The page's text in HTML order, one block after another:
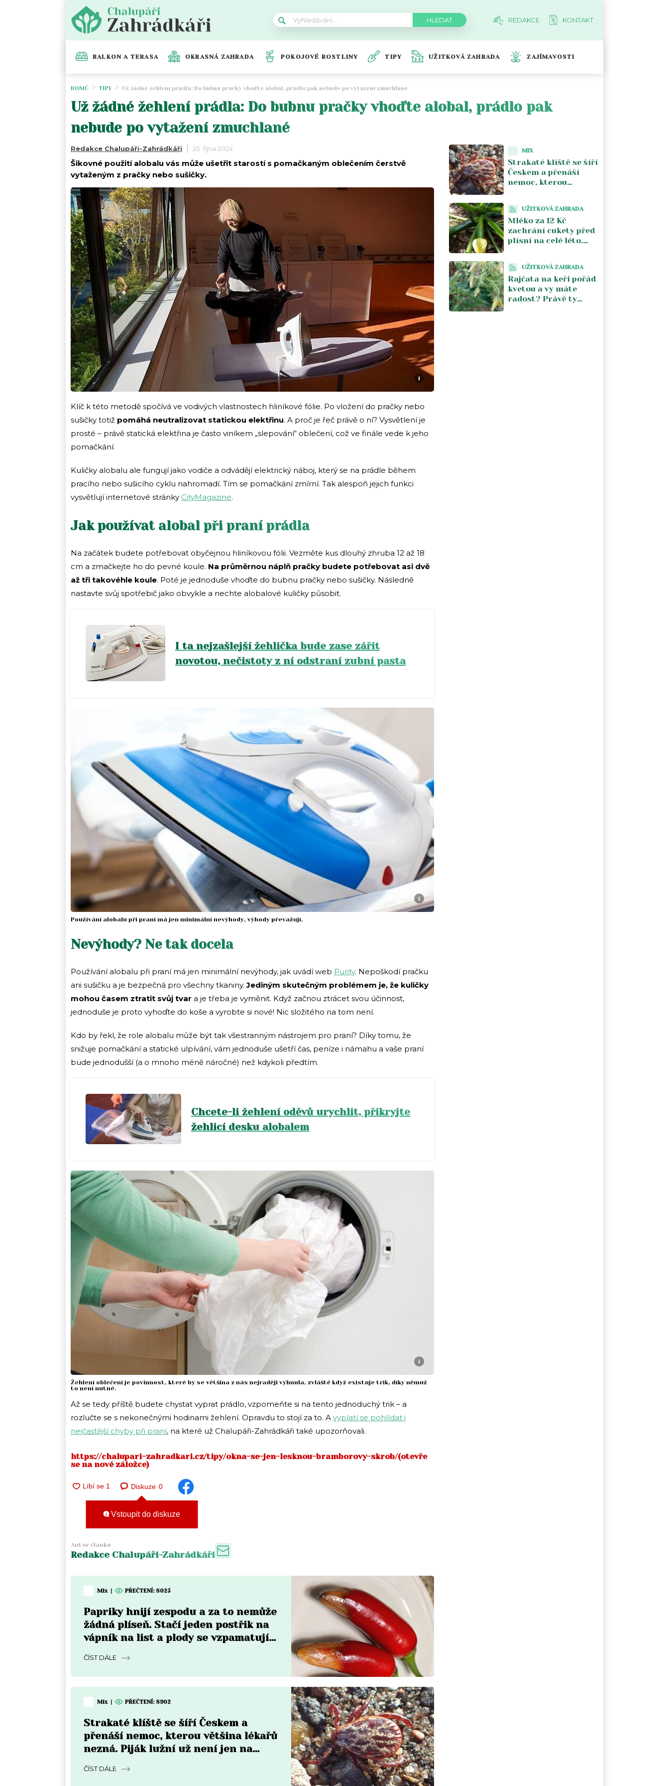
REDAKCE KONTAKT
BALKON A TERASA OKRASNÁ ZAHRADA POKOJOVÉ ROSTLINY TIPY UŽITKOVÁ ZAHRADA ZAJÍMAVOSTI
DOMŮ TIPY Už žádné žehlení prádla: Do bubnu pračky vhoďte alobal, prádlo pak nebude po vytažení zmuchlané
Už žádné žehlení prádla: Do bubnu pračky vhoďte alobal, prádlo pak
nebude po vytažení zmuchlané
Redakce Chalupáři-Zahrádkáři 25. října 2024
Šikovné použití alobalu vás může ušetřit starostí s pomačkaným oblečením čerstvě
vytaženým z pračky nebo sušičky.
i
Klíč k této metodě spočívá ve vodivých vlastnostech hliníkové fólie. Po vložení do pračky nebo
sušičky totiž pomáhá neutralizovat statickou elektřinu. A proč je řeč právě o ní? Vysvětlení je
prosté – právě statická elektřina je často viníkem „slepování“ oblečení, což ve finále vede k jeho
pomačkání.
Kuličky alobalu ale fungují jako vodiče a odvádějí elektrický náboj, který se na prádle během
pracího nebo sušicího cyklu nahromadí. Tím se pomačkání zmírní. Tak alespoň jejich funkci
vysvětlují internetové stránky CityMagazine.
Jak používat alobal při praní prádla
Na začátek budete potřebovat obyčejnou hliníkovou fólii. Vezměte kus dlouhý zhruba 12 až 18
cm a zmačkejte ho do pevné koule. Na průměrnou náplň pračky budete potřebovat asi dvě
až tři takovéhle koule. Poté je jednoduše vhoďte do bubnu pračky nebo sušičky. Následně
nastavte svůj spotřebič jako obvykle a nechte alobalové kuličky působit.
I ta nejzašlejší žehlička bude zase zářit
novotou, nečistoty z ní odstraní zubní pasta
i
Používání alobalu při praní má jen minimální nevýhody, výhody převažují.
Nevýhody? Ne tak docela
Používání alobalu při praní má jen minimální nevýhody, jak uvádí web Purity. Nepoškodí pračku
ani sušičku a je bezpečná pro všechny tkaniny.Jediným skutečným problémem je, že kuličky
mohou časem ztratit svůj tvar a je třeba je vyměnit. Když začnou ztrácet svou účinnost,
jednoduše je proto vyhoďte do koše a vyrobte si nové! Nic složitého na tom není.
Kdo by řekl, že role alobalu může být tak všestranným nástrojem pro praní? Díky tomu, že
snižuje pomačkání a statické ulpívání, vám jednoduše ušetří čas, peníze i námahu a vaše praní
bude jednodušší (a o mnoho méně náročné) než kdykoli předtím.
Chcete-li žehlení oděvů urychlit, přikryjte
žehlicí desku alobalem
i
Žehlení oblečení je povinnost, které by se většina z nás nejraději vyhnula, zvláště když existuje trik, díky němuž
to není nutné.
Až se tedy příště budete chystat vyprat prádlo, vzpomeňte si na tento jednoduchý trik – a
rozlučte se s nekonečnými hodinami žehlení. Opravdu to stojí za to. A vyplatí se pohlídat i
nejčastější chyby při praní, na které už Chalupáři-Zahrádkáři také upozorňovali.
https://chalupari-zahradkari.cz/tipy/okna-se-jen-lesknou-bramborovy-skrob/(otevře
se na nové záložce)
Diskuze 0
Vstoupit do diskuze
Autor článku
Redakce Chalupáři-Zahrádkáři
Mix | PŘEČTENÍ: 8025
Papriky hnijí zespodu a za to nemůže
žádná plíseň. Stačí jeden postřik na
vápník na list a plody se vzpamatují
ČÍST DÁLE
Mix | PŘEČTENÍ: 8902
Strakaté klíště se šíří Českem a
přenáší nemoc, kterou většina lékařů
nezná. Piják lužní už není jen na
ČÍST DÁLE
MIX
Strakaté klíště se šíří
Českem a přenáší
nemoc, kterou
na Moravě
UŽITKOVÁ ZAHRADA
Mléko za 12 Kč
zachrání cukety před
plísní na celé léto.
zdvojnásobí
UŽITKOVÁ ZAHRADA
Rajčata na keři pořád
kvetou a vy máte
radost? Právě ty